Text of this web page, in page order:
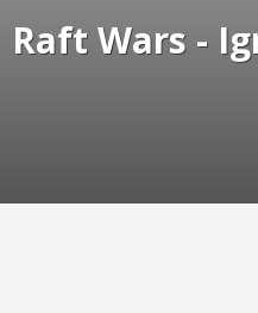
Raft Wars -